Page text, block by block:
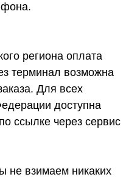
региона оплата
терминал возможна
Для всех
доступна
ссылке через сервис
не взимаем никаких